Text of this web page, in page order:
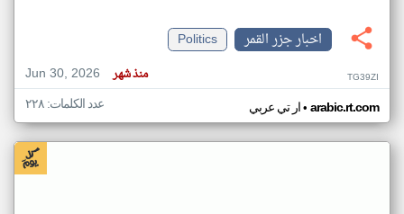
اخبار جزر القمر
Politics
Jun 30, 2026
منذ شهر TG39ZI
ار تي عربي• arabic.rt.com عدد الكلمات: ٢٢٨